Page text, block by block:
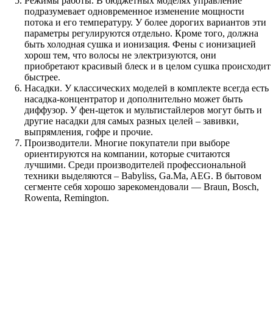
подразумевает одновременное изменение мощности
потока и его температуру. У более дорогих вариантов эти
параметры регулируются отдельно. Кроме того, должна
быть холодная сушка и ионизация. Фены с ионизацией
хорош тем, что волосы не электризуются, они
приобретают красивый блеск и в целом сушка происходит
быстрее.
Насадки. У классических моделей в комплекте всегда есть
насадка-концентратор и дополнительно может быть
диффузор. У фен-щеток и мультистайлеров могут быть и
другие насадки для самых разных целей – завивки,
выпрямления, гофре и прочие.
Производители. Многие покупатели при выборе
ориентируются на компании, которые считаются
лучшими. Среди производителей профессиональной
техники выделяются – Babyliss, Ga.Ma, AEG. В бытовом
сегменте себя хорошо зарекомендовали — Braun, Bosch,
Rowenta, Remington.